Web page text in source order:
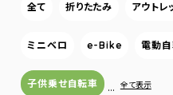
全て 折りたたみ アウトレ
ミニベロ e-Bike 電動
子供乗せ自転車 … 全て表示